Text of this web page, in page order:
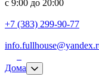
с 9:00 до 20:00
+7 (383) 299-90-77
Дома